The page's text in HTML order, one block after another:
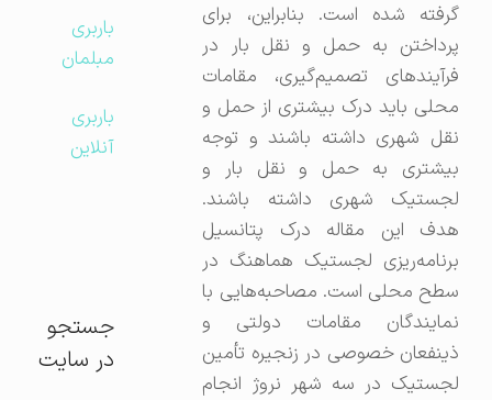
گرفته شده است. بنابراین، برای
پرداختن به حمل و نقل بار در
فرآیندهای تصمیم‌گیری، مقامات
محلی باید درک بیشتری از حمل و
نقل شهری داشته باشند و توجه
بیشتری به حمل و نقل بار و
لجستیک شهری داشته باشند.
هدف این مقاله درک پتانسیل
برنامه‌ریزی لجستیک هماهنگ در
سطح محلی است. مصاحبه‌هایی با
نمایندگان مقامات دولتی و
ذینفعان خصوصی در زنجیره تأمین
لجستیک در سه شهر نروژ انجام
باربری
مبلمان
باربری
آنلاین
جستجو
در سایت